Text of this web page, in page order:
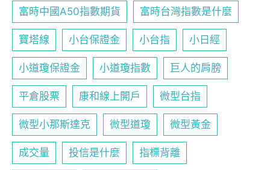
富時中國A50指數期貨 富時台灣指數是什麼
寶塔線 小台保證金 小台指 小日經
小道瓊保證金 小道瓊指數 巨人的肩膀
平倉股票 康和線上開戶 微型台指
微型小那斯達克 微型道瓊 微型黃金
成交量 投信是什麼 指標背離